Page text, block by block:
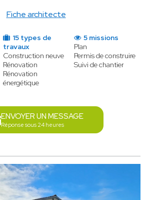
Fiche architecte
15 types de
travaux
Construction neuve
Rénovation
Rénovation
énergétique
5 missions
Plan
Permis de construire
Suivi de chantier
ENVOYER UN MESSAGE
Réponse sous 24 heures